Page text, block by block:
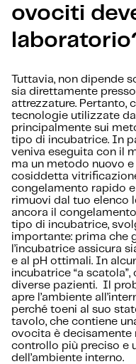
ovociti
Tuttavia, non dipende
sia direttamente
attrezzature. Pertanto,
tecnologie utilizzate
principalmente sui
tipo di incubatrice. In
veniva eseguita con il
ma un metodo nuovo
cosiddetta
congelamento rapido
rimuovi dal tuo elenco
ancora il
tipo di incubatrice,
importante: prima che
l’incubatrice assicura
e al pH ottimali. In
incubatrice “a
diverse pazienti. Il
apre l’ambiente
perché toeni al suo
tavolo, che contiene
ovocita è decisamente
controllo più preciso e
dell’ambiente interno.